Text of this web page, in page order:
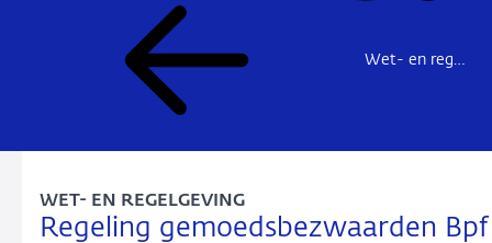
Wet- en regelgeving pensioenfondsen
Regeling gemoedsbezwaarden Bpf
WET- EN REGELGEVING